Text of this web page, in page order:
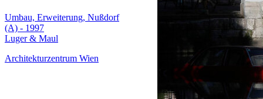
Umbau, Erweiterung, Nußdorf
(A) - 1997
Luger & Maul
Architekturzentrum Wien